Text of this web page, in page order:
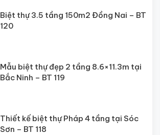
Biệt thự 3.5 tầng 150m2 Đồng Nai – BT
120
Mẫu biệt thự đẹp 2 tầng 8.6×11.3m tại
Bắc Ninh – BT 119
Thiết kế biệt thự Pháp 4 tầng tại Sóc
Sơn – BT 118